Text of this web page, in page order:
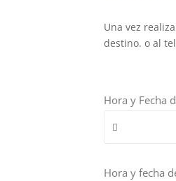
Una vez
destino. o al
Hora y Fecha
Hora y fecha